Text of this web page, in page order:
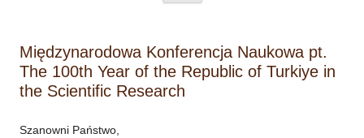
Międzynarodowa Konferencja Naukowa pt.
The 100th Year of the Republic of Turkiye in
the Scientific Research
Szanowni Państwo,